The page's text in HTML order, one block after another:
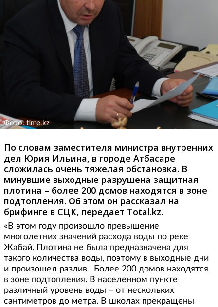
Фото: time.kz
По словам заместителя министра внутренних
дел Юрия Ильина, в городе Атбасаре
сложилась очень тяжелая обстановка. В
минувшие выходные разрушена защитная
плотина – более 200 домов находятся в зоне
подтопления. Об этом он рассказал на
брифинге в СЦК, передает Total.kz.
«В этом году произошло превышение
многолетних значений расхода воды по реке
Жабай. Плотина не была предназначена для
такого количества воды, поэтому в выходные дни
и произошел разлив. Более 200 домов находятся
в зоне подтопления. В населенном пункте
различный уровень воды – от нескольких
сантиметров до метра. В школах прекращены